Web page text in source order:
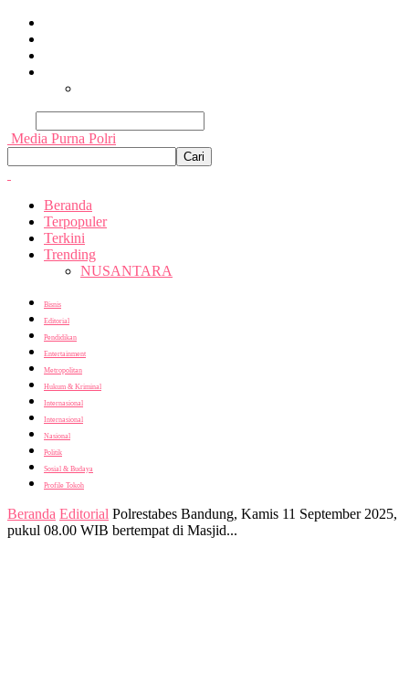
Media Purna Polri
Beranda
Terpopuler
Terkini
Trending
NUSANTARA
Bisnis
Editorial
Pendidikan
Entertainment
Metropolitan
Hukum & Kriminal
Internasional
Internasional
Nasional
Politik
Sosial & Budaya
Profile Tokoh
Beranda Editorial Polrestabes Bandung, Kamis 11 September 2025,
pukul 08.00 WIB bertempat di Masjid...